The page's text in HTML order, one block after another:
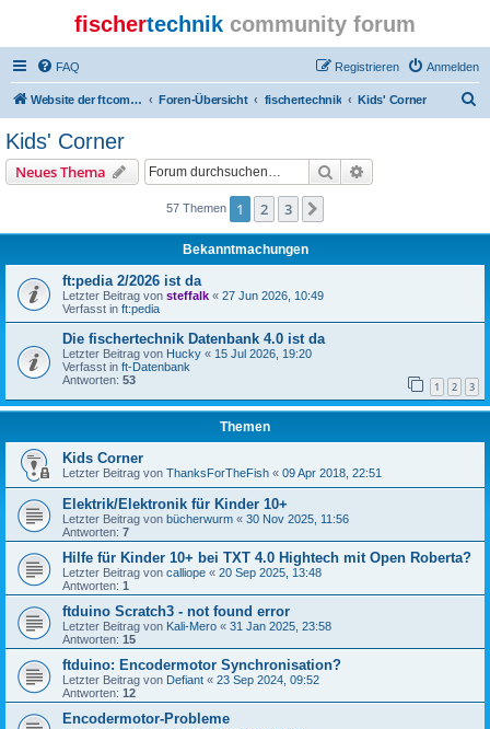
fischertechnik community forum
FAQ Anmelden
Registrieren
Website der ftcommunity Foren-Übersicht fischertechnik Kids' Corner
Kids' Corner
Neues Thema Suche
57 Themen 1 2 3
Bekanntmachungen
ft:pedia 2/2026 ist da
Letzter Beitrag von steffalk « 27 Jun 2026, 10:49
Verfasst in ft:pedia
Die fischertechnik Datenbank 4.0 ist da
Letzter Beitrag von Hucky « 15 Jul 2026, 19:20
Verfasst in ft-Datenbank
Antworten: 53 1 2 3
Themen
Kids Corner
Letzter Beitrag von ThanksForTheFish « 09 Apr 2018, 22:51
Elektrik/Elektronik für Kinder 10+
Letzter Beitrag von bücherwurm « 30 Nov 2025, 11:56
Antworten: 7
Hilfe für Kinder 10+ bei TXT 4.0 Hightech mit Open Roberta?
Letzter Beitrag von calliope « 20 Sep 2025, 13:48
Antworten: 1
ftduino Scratch3 - not found error
Letzter Beitrag von Kali-Mero « 31 Jan 2025, 23:58
Antworten: 15
ftduino: Encodermotor Synchronisation?
Letzter Beitrag von Defiant « 23 Sep 2024, 09:52
Antworten: 12
Encodermotor-Probleme